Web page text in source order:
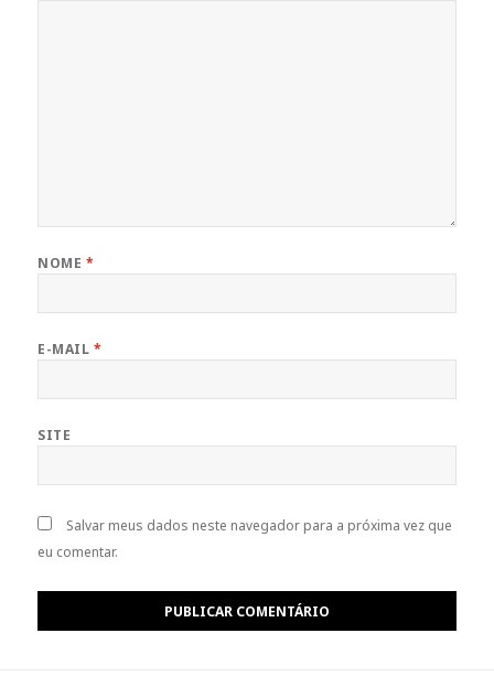
NOME *
E-MAIL *
SITE
Salvar meus dados neste navegador para a próxima vez que
eu comentar.